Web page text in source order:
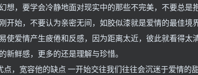
想，要学会冷静地面对现实中的那些不完美，不要总是
开始，不要认为亲密无间，如胶似漆就是爱情的最佳境界
使爱情产生疲倦和反感，因为距离太近，彼此就看得太
新鲜感，更多的还是理解与珍惜。
点，宽容他的缺点 一开始交往我们往往会沉迷于爱情的